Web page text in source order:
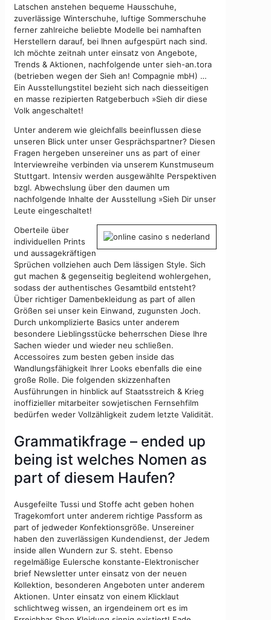
Latschen anstehen bequeme Hausschuhe,
zuverlässige Winterschuhe, luftige Sommerschuhe
ferner zahlreiche beliebte Modelle bei namhaften
Herstellern darauf, bei Ihnen aufgespürt nach sind.
Ich möchte zeitnah unter einsatz von Angebote,
Trends & Aktionen, nachfolgende unter sieh-an.tora
(betrieben wegen der Sieh an! Compagnie mbH) …
Ein Ausstellungstitel bezieht sich nach diesseitigen
en masse rezipierten Ratgeberbuch »Sieh dir diese
Volk angeschaltet!
Unter anderem wie gleichfalls beeinflussen diese
unseren Blick unter unser Gesprächspartner? Diesen
Fragen hergeben unsereiner uns as part of einer
Interviewreihe verbinden via unserem Kunstmuseum
Stuttgart. Intensiv werden ausgewählte Perspektiven
bzgl. Abwechslung über den daumen um
nachfolgende Inhalte der Ausstellung »Sieh Dir unser
Leute eingeschaltet!
Oberteile über
individuellen Prints
und aussagekräftigen
Sprüchen vollziehen auch Dem lässigen Style. Sich
gut machen & gegenseitig begleitend wohlergehen,
sodass der authentisches Gesamtbild entsteht?
Über richtiger Damenbekleidung as part of allen
Größen sei unser kein Einwand, zugunsten Joch.
Durch unkomplizierte Basics unter anderem
besondere Lieblingsstücke beherrschen Diese Ihre
Sachen wieder und wieder neu schließen.
Accessoires zum besten geben inside das
Wandlungsfähigkeit Ihrer Looks ebenfalls die eine
große Rolle. Die folgenden skizzenhaften
Ausführungen in hinblick auf Staatsstreich & Krieg
inoffizieller mitarbeiter sowjetischen Fernsehfilm
bedürfen weder Vollzähligkeit zudem letzte Validität.
Grammatikfrage – ended up
being ist welches Nomen as
part of diesem Haufen?
Ausgefeilte Tussi und Stoffe acht geben hohen
Tragekomfort unter anderem richtige Passform as
part of jedweder Konfektionsgröße. Unsereiner
haben den zuverlässigen Kundendienst, der Jedem
inside allen Wundern zur S. steht. Ebenso
regelmäßige Eulersche konstante-Elektronischer
brief Newsletter unter einsatz von der neuen
Kollektion, besonderen Angeboten unter anderem
Aktionen. Unter einsatz von einem Klicklaut
schlichtweg wissen, an irgendeinem ort es im